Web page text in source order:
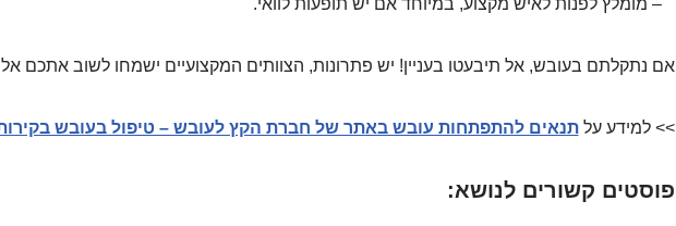
אם נתקלתם בעובש, אל תיבעטו בעניין! יש פתרונות, הצוותים המקצועיים ישמחו לשוב אתכם אל
>> למידע עלתנאים להתפתחות עובש באתר של חברת הקץ לעובש – טיפול בעובש
פוסטים קשורים לנושא: